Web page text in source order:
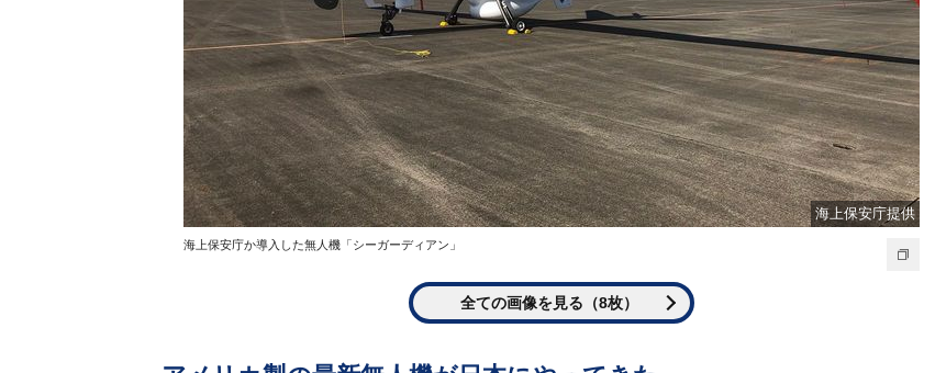
海上保安庁提供
海上保安庁か導入した無人機「シーガーディアン」
全ての画像を見る（8枚）